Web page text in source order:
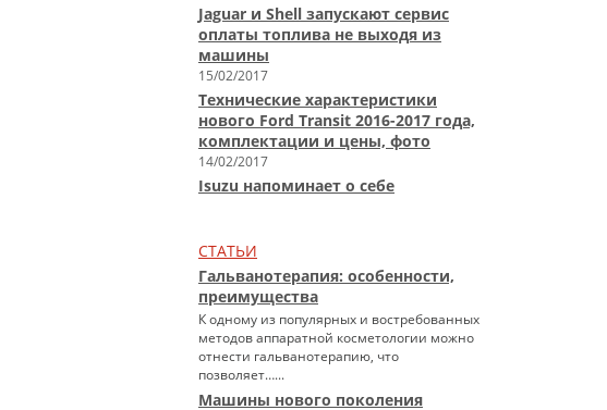
Jaguar и Shell запускают сервис
оплаты топлива не выходя из
машины
15/02/2017
Технические характеристики
нового Ford Transit 2016-2017 года,
комплектации и цены, фото
14/02/2017
Isuzu напоминает о себе
СТАТЬИ
Гальванотерапия: особенности,
преимущества
К одному из популярных и востребованных
методов аппаратной косметологии можно
отнести гальванотерапию, что
позволяет…...
Машины нового поколения